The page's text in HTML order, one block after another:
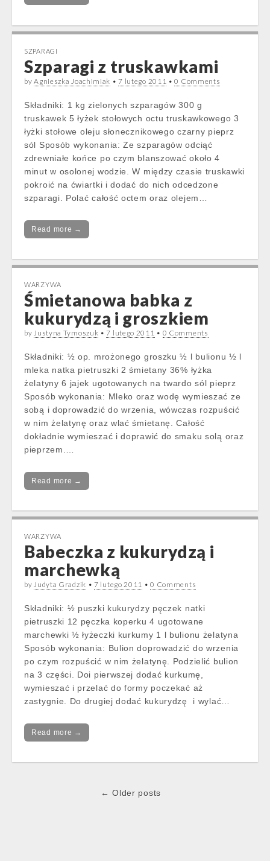
SZPARAGI
Szparagi z truskawkami
byAgnieszka Joachimiak •7 lutego 2011 •0 Comments
Składniki: 1 kg zielonych szparagów 300 g
truskawek 5 łyżek stołowych octu truskawkowego 3
łyżki stołowe oleju słonecznikowego czarny pieprz
sól Sposób wykonania: Ze szparagów odciąć
zdrewniałe końce po czym blanszować około 4
minut w osolonej wodzie. W między czasie truskawki
pokroić na ćwiartki i dodać do nich odcedzone
szparagi. Polać całość octem oraz olejem…
Read more →
WARZYWA
Śmietanowa babka z
kukurydzą i groszkiem
byJustyna Tymoszuk •7 lutego 2011 • 0 Comments
Składniki: ½ op. mrożonego groszku ½ l bulionu ½ l
mleka natka pietruszki 2 śmietany 36% łyżka
żelatyny 6 jajek ugotowanych na twardo sól pieprz
Sposób wykonania: Mleko oraz wodę wymieszać ze
sobą i doprowadzić do wrzenia, wówczas rozpuścić
w nim żelatynę oraz wlać śmietanę. Całość
dokładnie wymieszać i doprawić do smaku solą oraz
pieprzem.…
Read more →
WARZYWA
Babeczka z kukurydzą i
marchewką
byJudyta Gradzik •7 lutego 2011 •0 Comments
Składniki: ½ puszki kukurydzy pęczek natki
pietruszki 12 pęczka koperku 4 ugotowane
marchewki ½ łyżeczki kurkumy 1 l bulionu żelatyna
Sposób wykonania: Bulion doprowadzić do wrzenia
po czym rozpuścić w nim żelatynę. Podzielić bulion
na 3 części. Doi pierwszej dodać kurkumę,
wymieszać i przelać do formy poczekać aż
zastygnie. Do drugiej dodać kukurydzę i wylać…
Read more →
← Older posts